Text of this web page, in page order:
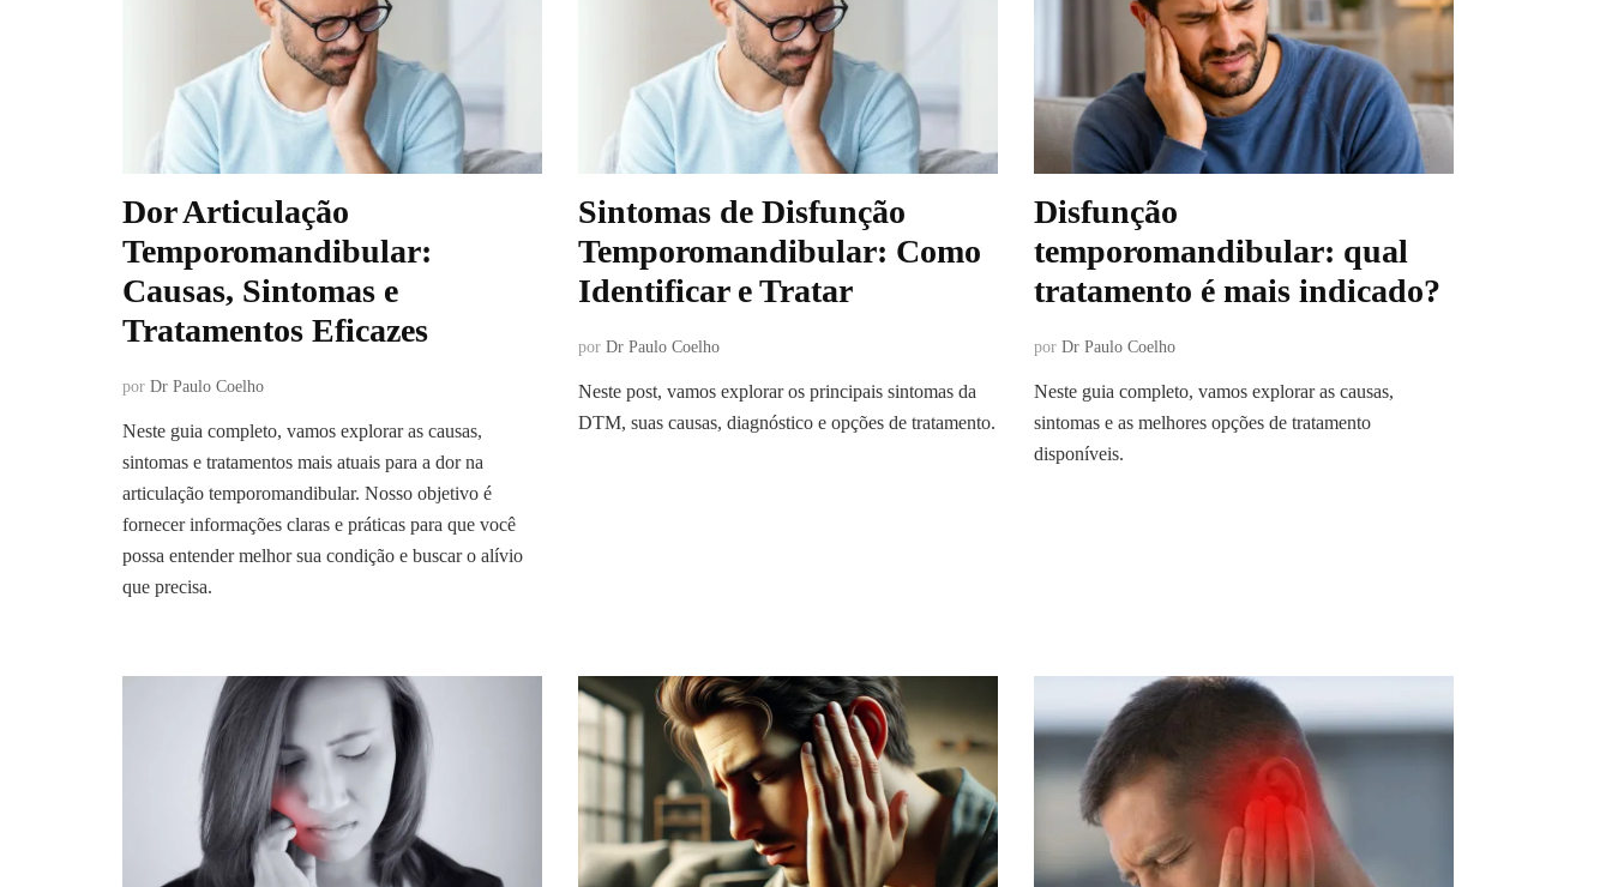
Dor Articulação
Temporomandibular:
Causas, Sintomas e
Tratamentos Eficazes
por Dr Paulo Coelho
Neste guia completo, vamos explorar as causas,
sintomas e tratamentos mais atuais para a dor na
articulação temporomandibular. Nosso objetivo é
fornecer informações claras e práticas para que você
possa entender melhor sua condição e buscar o alívio
que precisa.
Sintomas de Disfunção
Temporomandibular: Como
Identificar e Tratar
por Dr Paulo Coelho
Neste post, vamos explorar os principais sintomas da
DTM, suas causas, diagnóstico e opções de tratamento.
Disfunção
temporomandibular: qual
tratamento é mais indicado?
por Dr Paulo Coelho
Neste guia completo, vamos explorar as causas,
sintomas e as melhores opções de tratamento
disponíveis.